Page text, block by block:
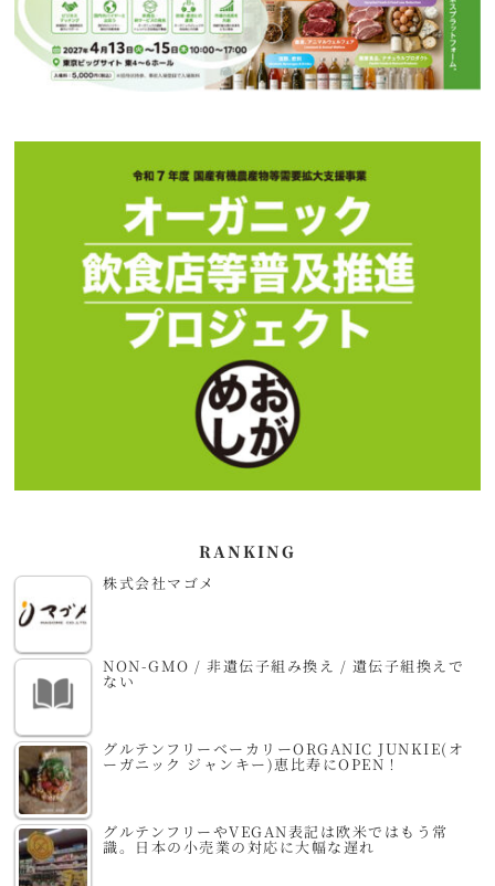
RANKING
株式会社マゴメ
NON-GMO / 非遺伝子組み換え / 遺伝子組換えで
ない
グルテンフリーベーカリーORGANIC JUNKIE(オ
ーガニック ジャンキー)恵比寿にOPEN！
グルテンフリーやVEGAN表記は欧米ではもう常
識。日本の小売業の対応に大幅な遅れ